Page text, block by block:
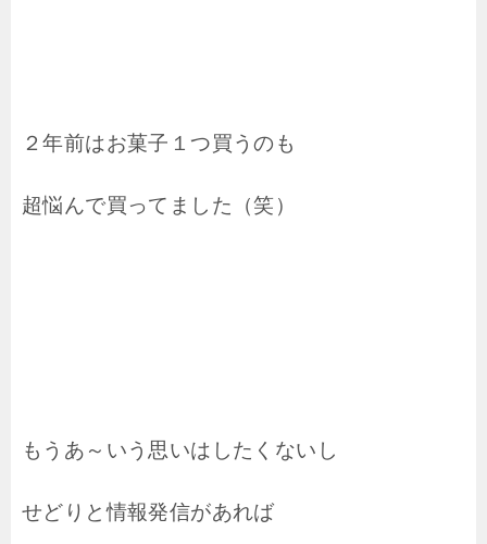
２年前はお菓子１つ買うのも
超悩んで買ってました（笑）
もうあ～いう思いはしたくないし
せどりと情報発信があれば